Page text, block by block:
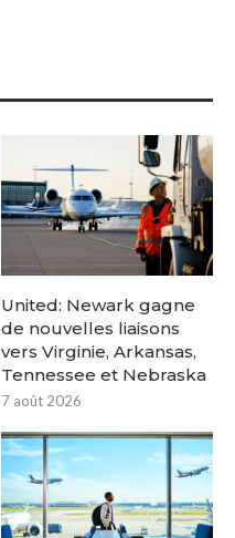
United: Newark gagne
de nouvelles liaisons
vers Virginie, Arkansas,
Tennessee et Nebraska
7 août 2026